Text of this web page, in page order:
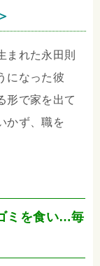
まれた永田則
になった彼
形で家を出て
かず、職を
ミを食い…毎